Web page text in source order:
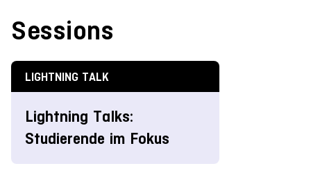
Sessions
LIGHTNING TALK
Lightning Talks:
Studierende im Fokus